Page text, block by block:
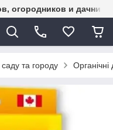
огородников и
та городу